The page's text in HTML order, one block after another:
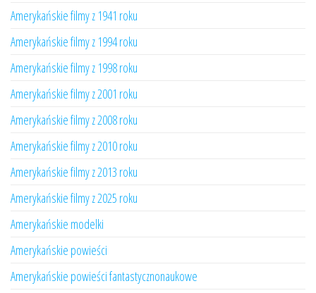
Amerykańskie filmy z 1941 roku
Amerykańskie filmy z 1994 roku
Amerykańskie filmy z 1998 roku
Amerykańskie filmy z 2001 roku
Amerykańskie filmy z 2008 roku
Amerykańskie filmy z 2010 roku
Amerykańskie filmy z 2013 roku
Amerykańskie filmy z 2025 roku
Amerykańskie modelki
Amerykańskie powieści
Amerykańskie powieści fantastycznonaukowe